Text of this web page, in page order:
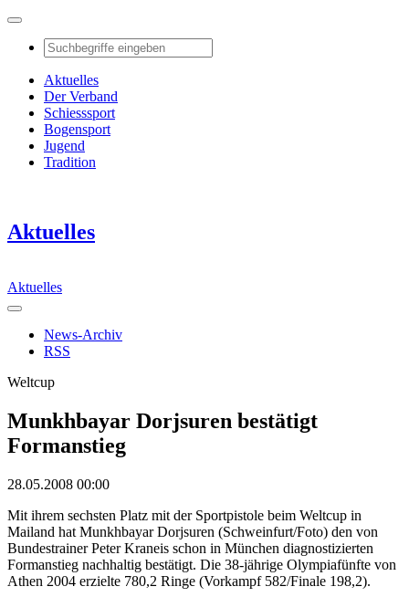
Aktuelles
Der Verband
Schiesssport
Bogensport
Jugend
Tradition
Aktuelles
Aktuelles
News-Archiv
RSS
Weltcup
Munkhbayar Dorjsuren bestätigt
Formanstieg
28.05.2008 00:00
Mit ihrem sechsten Platz mit der Sportpistole beim Weltcup in
Mailand hat Munkhbayar Dorjsuren (Schweinfurt/Foto) den von
Bundestrainer Peter Kraneis schon in München diagnostizierten
Formanstieg nachhaltig bestätigt. Die 38-jährige Olympiafünfte von
Athen 2004 erzielte 780,2 Ringe (Vorkampf 582/Finale 198,2).